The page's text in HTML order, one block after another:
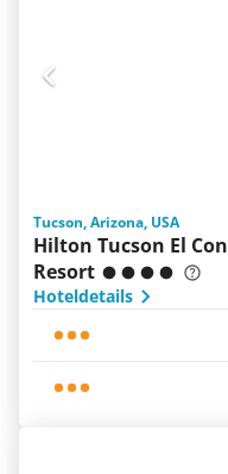
Tucson, Arizona, USA
Hilton Tucson El
Resort
Hoteldetails